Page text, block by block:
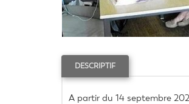
DESCRIPTIF
A partir du 14 septembre